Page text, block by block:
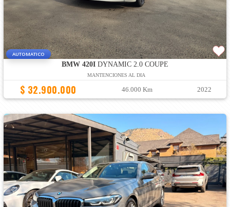
AUTOMATICO
BMW 420IDYNAMIC 2.0 COUPE
MANTENCIONES AL DIA
$ 32.900.000 46.000 Km 2022